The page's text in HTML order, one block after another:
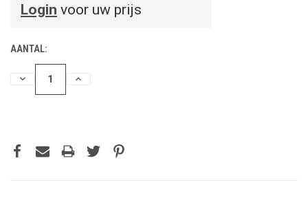
Login voor uw prijs
AANTAL:
HOEVEELHEIDHOEVEELHEID